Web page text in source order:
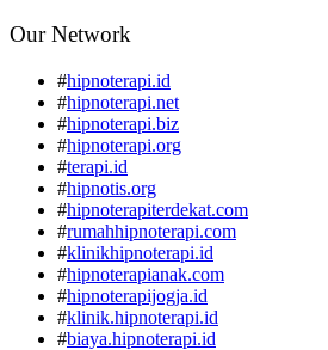
Our Network
#hipnoterapi.id
#hipnoterapi.net
#hipnoterapi.biz
#hipnoterapi.org
#terapi.id
#hipnotis.org
#hipnoterapiterdekat.com
#rumahhipnoterapi.com
#klinikhipnoterapi.id
#hipnoterapianak.com
#hipnoterapijogja.id
#klinik.hipnoterapi.id
#biaya.hipnoterapi.id